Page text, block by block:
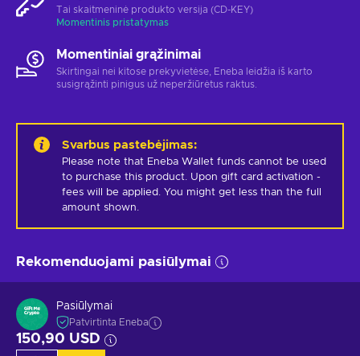
Tai skaitmeninė produkto versija (CD-KEY)
Momentinis pristatymas
Momentiniai grąžinimai
Skirtingai nei kitose prekyvietėse, Eneba leidžia iš karto
susigrąžinti pinigus už neperžiūrėtus raktus.
Svarbus pastebėjimas:
Please note that Eneba Wallet funds cannot be used
to purchase this product. Upon gift card activation -
fees will be applied. You might get less than the full
amount shown.
Rekomenduojami pasiūlymai
Pasiūlymai
Patvirtinta Eneba
150,90 USD